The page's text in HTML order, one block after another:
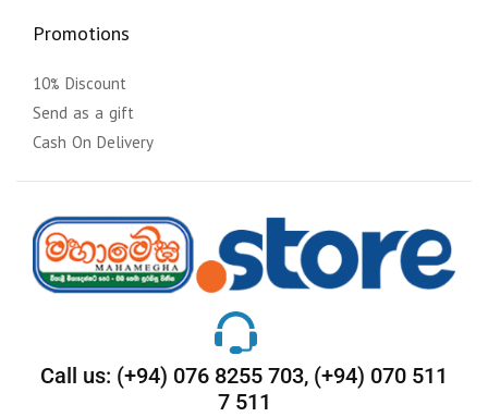
Promotions
10% Discount
Send as a gift
Cash On Delivery
Call us: (+94) 076 8255 703, (+94) 070 511
7 511